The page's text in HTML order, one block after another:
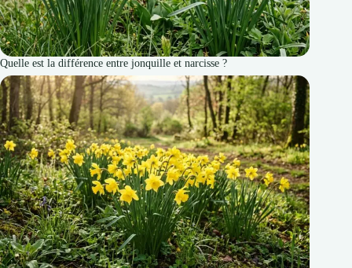
Quelle est la différence entre jonquille et narcisse ?